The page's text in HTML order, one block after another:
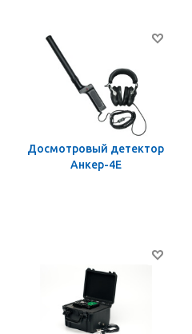
Досмотровый детектор
Анкер-4Е